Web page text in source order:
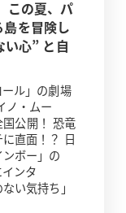
この夏、パ
を冒険し
心” と自
ル」の劇場
ノ・ムー
公開！ 恐竜
直面！？ 日
ボー」の
ンタ
い気持ち」